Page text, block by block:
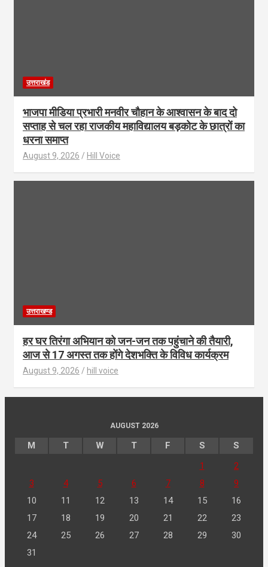
उत्तराखंड
भाजपा मीडिया प्रभारी मनवीर चौहान के आश्वासन के बाद दो
सप्ताह से चल रहा राजकीय महाविद्यालय बड़कोट के छात्रों का
धरना समाप्त
August 9, 2026 Hill Voice
उत्तराखण्ड
हर घर तिरंगा अभियान को जन-जन तक पहुंचाने की तैयारी,
आज से 17 अगस्त तक होंगे देशभक्ति के विविध कार्यक्रम
August 9, 2026 hill voice
AUGUST 2026
M T W T F S
S
1
2
3
4 5 6 7 8
9
10
11 12 13 14 15
16
17
18 19 20 21 22
23
24
25 26 27 28 29
30
31